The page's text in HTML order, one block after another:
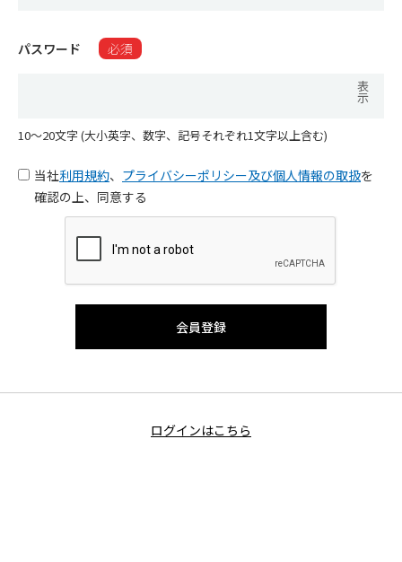
パスワード 必須
表
示
10〜20文字 (大小英字、数字、記号それぞれ1文字以上含む)
当社利用規約、 プライバシーポリシー及び個人情報の取扱を
確認の上、同意する
ログインはこちら